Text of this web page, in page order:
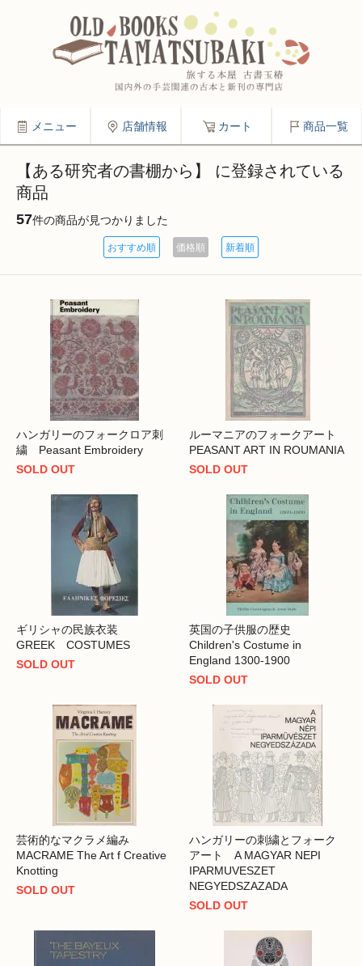
メニュー 店舗情報 カート 商品一覧
【ある研究者の書棚から】 に登録されている
商品
57件の商品が見つかりました
おすすめ順 価格順 新着順
ハンガリーのフォークロア刺
繍 Peasant Embroidery
SOLD OUT
ルーマニアのフォークアート
PEASANT ART IN ROUMANIA
SOLD OUT
ギリシャの民族衣装
GREEK COSTUMES
SOLD OUT
英国の子供服の歴史
Children's Costume in
England 1300-1900
SOLD OUT
芸術的なマクラメ編み
MACRAME The Art f Creative
Knotting
SOLD OUT
ハンガリーの刺繍とフォーク
アート A MAGYAR NEPI
IPARMUVESZET
NEGYEDSZAZADA
SOLD OUT